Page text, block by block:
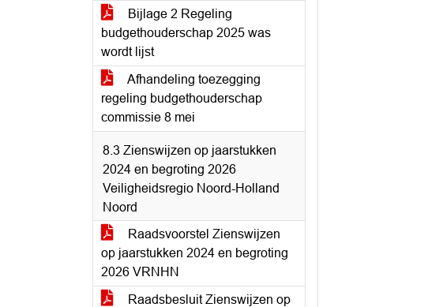
Bijlage 2 Regeling
budgethouderschap 2025 was
wordt lijst
Afhandeling toezegging
regeling budgethouderschap
commissie 8 mei
8.3 Zienswijzen op jaarstukken
2024 en begroting 2026
Veiligheidsregio Noord-Holland
Noord
Raadsvoorstel Zienswijzen
op jaarstukken 2024 en begroting
2026 VRNHN
Raadsbesluit Zienswijzen op